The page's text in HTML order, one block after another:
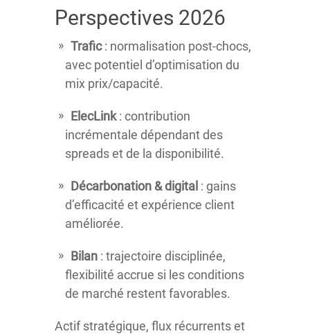
Perspectives 2026
Trafic: normalisation post-chocs,
avec potentiel d’optimisation du
mix prix/capacité.
ElecLink: contribution
incrémentale dépendant des
spreads et de la disponibilité.
Décarbonation & digital : gains
d’efficacité et expérience client
améliorée.
Bilan : trajectoire disciplinée,
flexibilité accrue si les conditions
de marché restent favorables.
Actif stratégique, flux récurrents et